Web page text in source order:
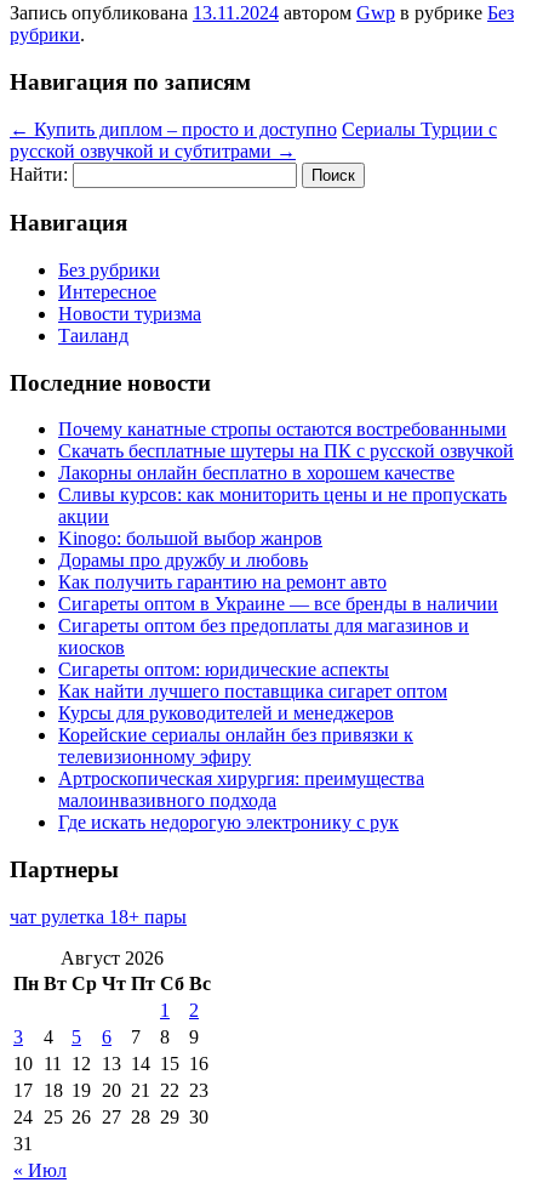
Запись опубликована 13.11.2024 автором Gwp в рубрике Без
рубрики.
Навигация по записям
← Купить диплом – просто и доступно Сериалы Турции с
русской озвучкой и субтитрами →
Найти:
Навигация
Без рубрики
Интересное
Новости туризма
Таиланд
Последние новости
Почему канатные стропы остаются востребованными
Скачать бесплатные шутеры на ПК с русской озвучкой
Лакорны онлайн бесплатно в хорошем качестве
Сливы курсов: как мониторить цены и не пропускать
акции
Kinogo: большой выбор жанров
Дорамы про дружбу и любовь
Как получить гарантию на ремонт авто
Сигареты оптом в Украине — все бренды в наличии
Сигареты оптом без предоплаты для магазинов и
киосков
Сигареты оптом: юридические аспекты
Как найти лучшего поставщика сигарет оптом
Курсы для руководителей и менеджеров
Корейские сериалы онлайн без привязки к
телевизионному эфиру
Артроскопическая хирургия: преимущества
малоинвазивного подхода
Где искать недорогую электронику с рук
Партнеры
чат рулетка 18+ пары
Август 2026
Пн Вт Ср Чт Пт Сб Вс
« Июл
1
2
3
4 5 6 7 8
9
10 11 12 13 14 15 16
17 18 19 20 21 22 23
24 25 26 27 28 29 30
31